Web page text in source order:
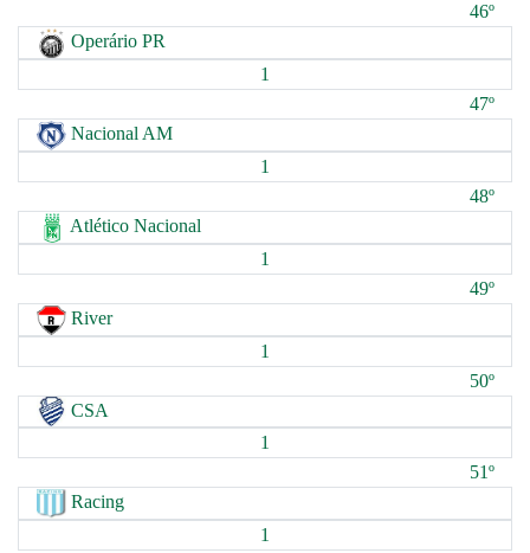
46º
Operário PR
1
47º
Nacional AM
1
48º
Atlético Nacional
1
49º
River
1
50º
CSA
1
51º
Racing
1